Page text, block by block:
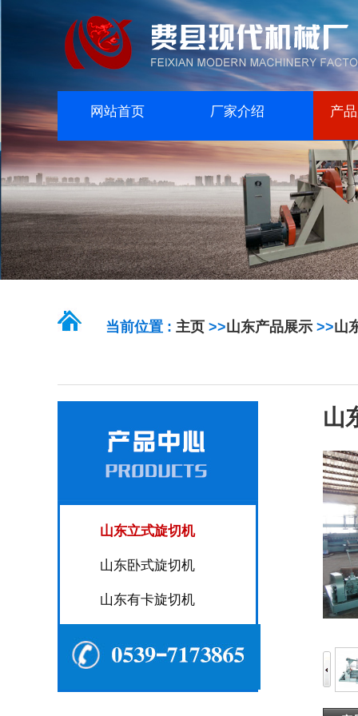
网站首页 厂家介绍 产
当前位置 : 主页 >>山东产品展示 >>山
山东立式旋切机
山东卧式旋切机
山东有卡旋切机
山